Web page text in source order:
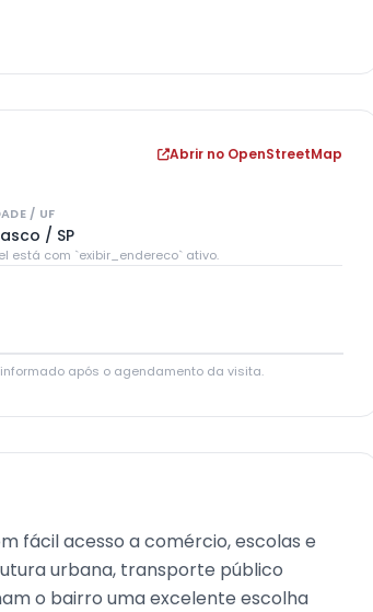
Abrir no OpenStreetMap
/ UF
/ SP
está com `exibir_endereco` ativo.
após o agendamento da visita.
fácil acesso a comércio, escolas e
urbana, transporte público
o bairro uma excelente escolha